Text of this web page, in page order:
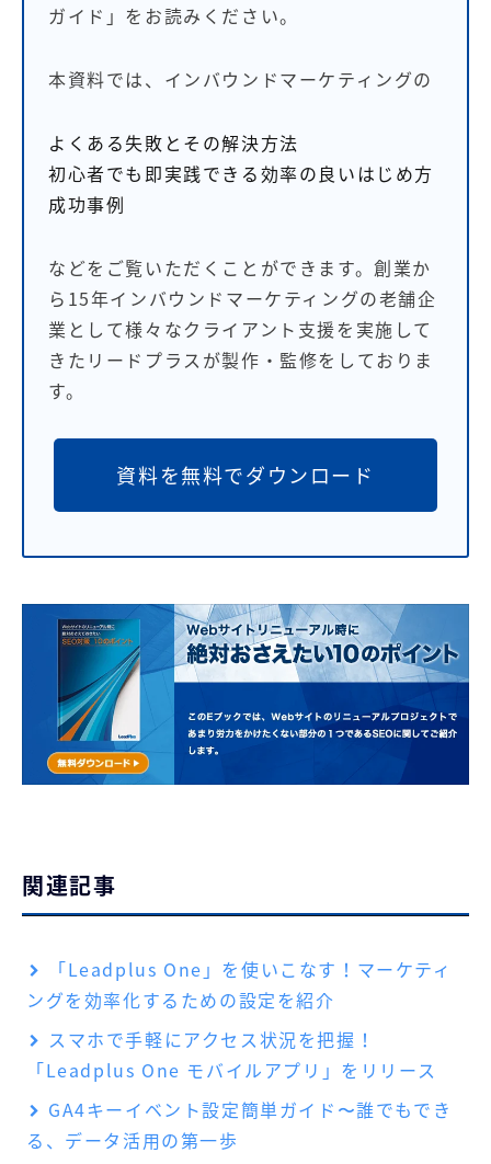
ガイド」をお読みください。
本資料では、インバウンドマーケティングの
よくある失敗とその解決方法
初心者でも即実践できる効率の良いはじめ方
成功事例
などをご覧いただくことができます。創業か
ら15年インバウンドマーケティングの老舗企
業として様々なクライアント支援を実施して
きたリードプラスが製作・監修をしておりま
す。
資料を無料でダウンロード
関連記事
「Leadplus One」を使いこなす！マーケティ
ングを効率化するための設定を紹介
スマホで手軽にアクセス状況を把握！
「Leadplus One モバイルアプリ」をリリース
GA4キーイベント設定簡単ガイド〜誰でもでき
る、データ活用の第一歩